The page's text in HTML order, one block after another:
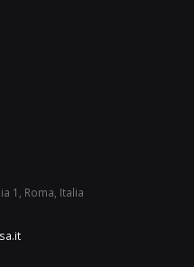
1, Roma, Italia